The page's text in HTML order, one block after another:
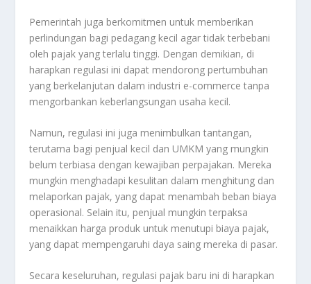
Pemerintah juga berkomitmen untuk memberikan
perlindungan bagi pedagang kecil agar tidak terbebani
oleh pajak yang terlalu tinggi. Dengan demikian, di
harapkan regulasi ini dapat mendorong pertumbuhan
yang berkelanjutan dalam industri e-commerce tanpa
mengorbankan keberlangsungan usaha kecil.
Namun, regulasi ini juga menimbulkan tantangan,
terutama bagi penjual kecil dan UMKM yang mungkin
belum terbiasa dengan kewajiban perpajakan. Mereka
mungkin menghadapi kesulitan dalam menghitung dan
melaporkan pajak, yang dapat menambah beban biaya
operasional. Selain itu, penjual mungkin terpaksa
menaikkan harga produk untuk menutupi biaya pajak,
yang dapat mempengaruhi daya saing mereka di pasar.
Secara keseluruhan, regulasi pajak baru ini di harapkan